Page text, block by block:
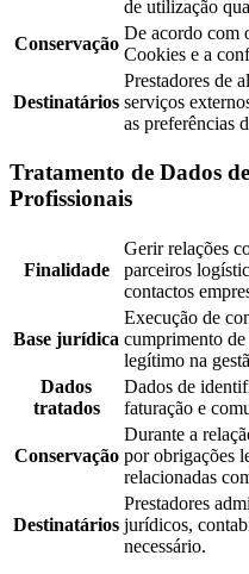
de utilização
Conservação
De acordo com
Cookies e a
Destinatários
Prestadores de
serviços
as preferências
Tratamento de Dados
Profissionais
Finalidade
Gerir relações
parceiros
contactos
Base jurídica
Execução de
cumprimento de
legítimo na
Dados
tratados
Dados de
faturação e
Conservação
Durante a
por obrigações
relacionadas
Destinatários
Prestadores
jurídicos,
necessário.